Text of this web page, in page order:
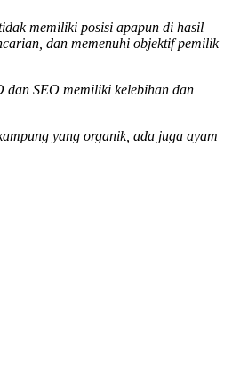
memiliki posisi apapun di hasil
dan memenuhi objektif pemilik
dan SEO memiliki kelebihan dan
yang organik, ada juga ayam